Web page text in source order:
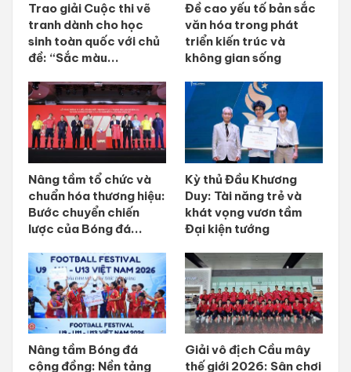
Trao giải Cuộc thi vẽ
tranh dành cho học
sinh toàn quốc với chủ
đề: “Sắc màu...
Đề cao yếu tố bản sắc
văn hóa trong phát
triển kiến trúc và
không gian sống
Nâng tầm tổ chức và
chuẩn hóa thương hiệu:
Bước chuyển chiến
lược của Bóng đá...
Kỳ thủ Đầu Khương
Duy: Tài năng trẻ và
khát vọng vươn tầm
Đại kiện tướng
Nâng tầm Bóng đá
cộng đồng: Nền tảng
Giải vô địch Cầu mây
thế giới 2026: Sân chơi